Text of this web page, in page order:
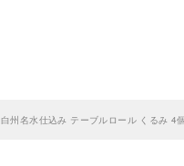
白州名水仕込み テーブルロール くるみ 4